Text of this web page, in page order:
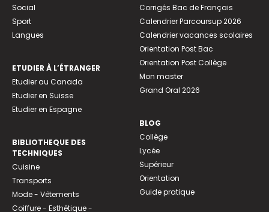
Social
Sport
Langues
ETUDIER À L’ÉTRANGER
Etudier au Canada
Etudier en Suisse
Etudier en Espagne
BIBLIOTHEQUE DES
TECHNIQUES
Cuisine
Transports
Mode - Vêtements
Coiffure - Esthétique -
Corrigés Bac de Français
Calendrier Parcoursup 2026
Calendrier vacances scolaires
Orientation Post Bac
Orientation Post Collège
Mon master
Grand Oral 2026
BLOG
Collège
Lycée
Supérieur
Orientation
Guide pratique